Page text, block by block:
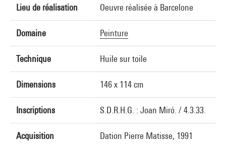
Lieu de réalisation Oeuvre réalisée à Barcelone
Domaine Peinture
Technique Huile sur toile
Dimensions 146 x 114 cm
Inscriptions S.D.R.H.G. : Joan Miró. / 4.3.33.
Acquisition Dation Pierre Matisse, 1991